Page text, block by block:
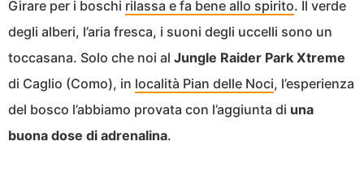
Girare per i boschi rilassa e fa bene allo spirito. Il verde
degli alberi, l’aria fresca, i suoni degli uccelli sono un
toccasana. Solo che noi al Jungle Raider Park Xtreme
di Caglio (Como), in località Pian delle Noci, l’esperienza
del bosco l’abbiamo provata con l’aggiunta di una
buona dose di adrenalina.